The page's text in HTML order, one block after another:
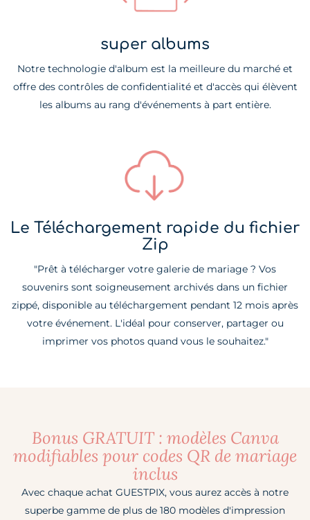
super albums
Notre technologie d'album est la meilleure du marché et
offre des contrôles de confidentialité et d'accès qui élèvent
les albums au rang d'événements à part entière.
Le Téléchargement rapide du fichier
Zip
"Prêt à télécharger votre galerie de mariage ? Vos
souvenirs sont soigneusement archivés dans un fichier
zippé, disponible au téléchargement pendant 12 mois après
votre événement. L'idéal pour conserver, partager ou
imprimer vos photos quand vous le souhaitez."
Bonus GRATUIT : modèles Canva
modifiables pour codes QR de mariage
inclus
Avec chaque achat GUESTPIX, vous aurez accès à notre
superbe gamme de plus de 180 modèles d'impression